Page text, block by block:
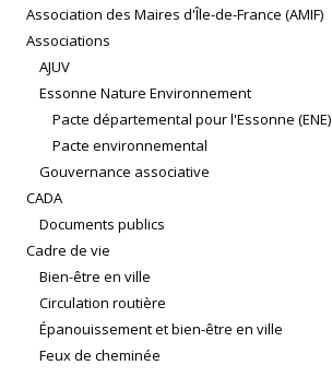
Association des Maires d'Île-de-France (AMIF)
Associations
AJUV
Essonne Nature Environnement
Pacte départemental pour l'Essonne (ENE)
Pacte environnemental
Gouvernance associative
CADA
Documents publics
Cadre de vie
Bien-être en ville
Circulation routière
Épanouissement et bien-être en ville
Feux de cheminée